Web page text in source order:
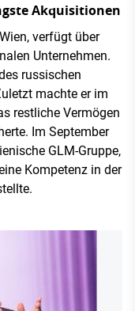
Akquisitionen
verfügt über
Unternehmen.
russischen
machte er im
restliche Vermögen
Im September
GLM-Gruppe,
Kompetenz in der